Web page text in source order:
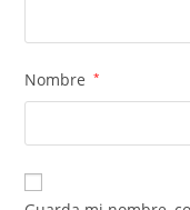
Nombre *